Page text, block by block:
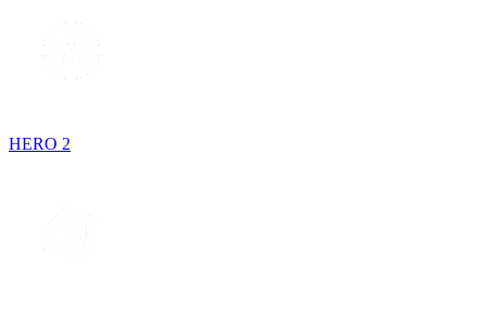
HERO 2